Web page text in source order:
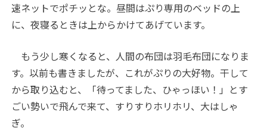
速ネットでポチッとな。昼間はぷり専用のベッドの上
に、夜寝るときは上からかけてあげています。
もう少し寒くなると、人間の布団は羽毛布団になりま
す。以前も書きましたが、これがぷりの大好物。干して
から取り込むと、「待ってました、ひゃっほい！」とす
ごい勢いで飛んで来て、すりすりホリホリ、大はしゃ
ぎ。